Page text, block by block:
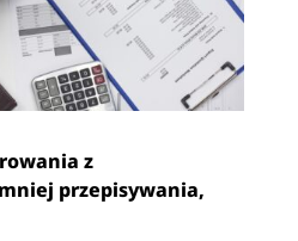
z
przepisywania,